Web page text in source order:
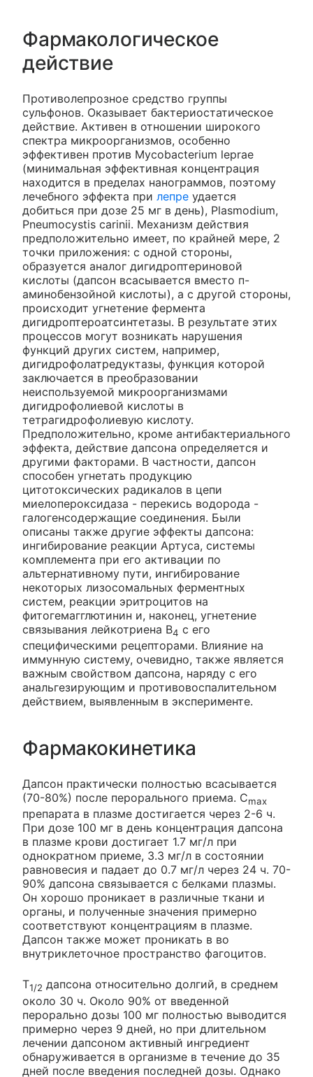
Фармакологическое
действие
Противолепрозное средство группы
сульфонов. Оказывает бактериостатическое
действие. Активен в отношении широкого
спектра микроорганизмов, особенно
эффективен против Mycobacterium leprae
(минимальная эффективная концентрация
находится в пределах нанограммов, поэтому
лечебного эффекта при лепре удается
добиться при дозе 25 мг в день), Plasmodium,
Pneumocystis carinii. Механизм действия
предположительно имеет, по крайней мере, 2
точки приложения: с одной стороны,
образуется аналог дигидроптериновой
кислоты (дапсон всасывается вместо п-
аминобензойной кислоты), а с другой стороны,
происходит угнетение фермента
дигидроптероатсинтетазы. В результате этих
процессов могут возникать нарушения
функций других систем, например,
дигидрофолатредуктазы, функция которой
заключается в преобразовании
неиспользуемой микроорганизмами
дигидрофолиевой кислоты в
тетрагидрофолиевую кислоту.
Предположительно, кроме антибактериального
эффекта, действие дапсона определяется и
другими факторами. В частности, дапсон
способен угнетать продукцию
цитотоксических радикалов в цепи
миелопероксидаза - перекись водорода -
галогенсодержащие соединения. Были
описаны также другие эффекты дапсона:
ингибирование реакции Артуса, системы
комплемента при его активации по
альтернативному пути, ингибирование
некоторых лизосомальных ферментных
систем, реакции эритроцитов на
фитогемагглютинин и, наконец, угнетение
связывания лейкотриена В4 с его
специфическими рецепторами. Влияние на
иммунную систему, очевидно, также является
важным свойством дапсона, наряду с его
анальгезирующим и противовоспалительном
действием, выявленным в эксперименте.
Фармакокинетика
Дапсон практически полностью всасывается
(70-80%) после перорального приема. Cmax
препарата в плазме достигается через 2-6 ч.
При дозе 100 мг в день концентрация дапсона
в плазме крови достигает 1.7 мг/л при
однократном приеме, 3.3 мг/л в состоянии
равновесия и падает до 0.7 мг/л через 24 ч. 70-
90% дапсона связывается с белками плазмы.
Он хорошо проникает в различные ткани и
органы, и полученные значения примерно
соответствуют концентрациям в плазме.
Дапсон также может проникать в во
внутриклеточное пространство фагоцитов.
T1/2 дапсона относительно долгий, в среднем
около 30 ч. Около 90% от введенной
перорально дозы 100 мг полностью выводится
примерно через 9 дней, но при длительном
лечении дапсоном активный ингредиент
обнаруживается в организме в течение до 35
дней после введения последней дозы. Однако